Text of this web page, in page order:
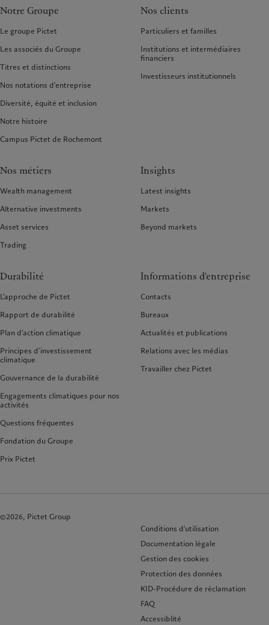
Notre Groupe
Le groupe Pictet
Les associés du Groupe
Titres et distinctions
Nos notations d'entreprise
Diversité, équité et inclusion
Notre histoire
Campus Pictet de Rochemont
Nos clients
Particuliers et familles
Institutions et intermédiaires
financiers
Investisseurs institutionnels
Nos métiers
Wealth management
Alternative investments
Asset services
Trading
Insights
Latest insights
Markets
Beyond markets
Durabilité
L’approche de Pictet
Rapport de durabilité
Plan d’action climatique
Principes d’investissement
climatique
Gouvernance de la durabilité
Engagements climatiques pour nos
activités
Questions fréquentes
Fondation du Groupe
Prix Pictet
Informations d'entreprise
Contacts
Bureaux
Actualités et publications
Relations avec les médias
Travailler chez Pictet
©2026, Pictet Group
Conditions d'utilisation
Documentation légale
Gestion des cookies
Protection des données
KID-Procédure de réclamation
FAQ
Accessiblité